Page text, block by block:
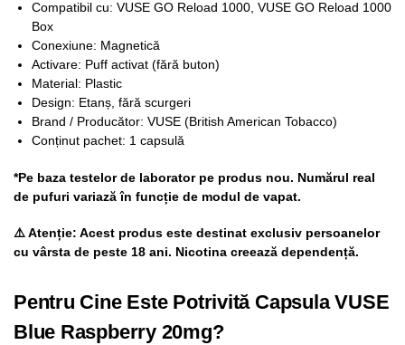
Compatibil cu: VUSE GO Reload 1000, VUSE GO Reload 1000
Box
Conexiune: Magnetică
Activare: Puff activat (fără buton)
Material: Plastic
Design: Etanș, fără scurgeri
Brand / Producător: VUSE (British American Tobacco)
Conținut pachet: 1 capsulă
*Pe baza testelor de laborator pe produs nou. Numărul real
de pufuri variază în funcție de modul de vapat.
⚠️ Atenție: Acest produs este destinat exclusiv persoanelor
cu vârsta de peste 18 ani. Nicotina creează dependență.
Pentru Cine Este Potrivită Capsula VUSE
Blue Raspberry 20mg?